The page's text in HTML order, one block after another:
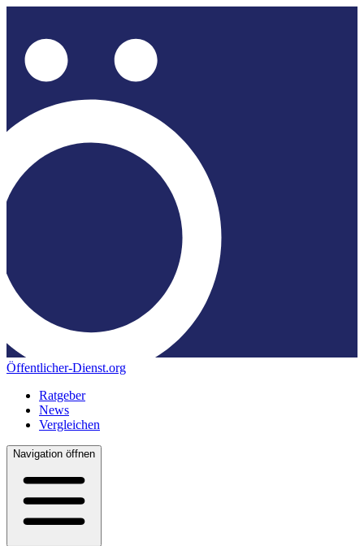
Öffentlicher-Dienst.org
Ratgeber
News
Vergleichen
Navigation öffnen